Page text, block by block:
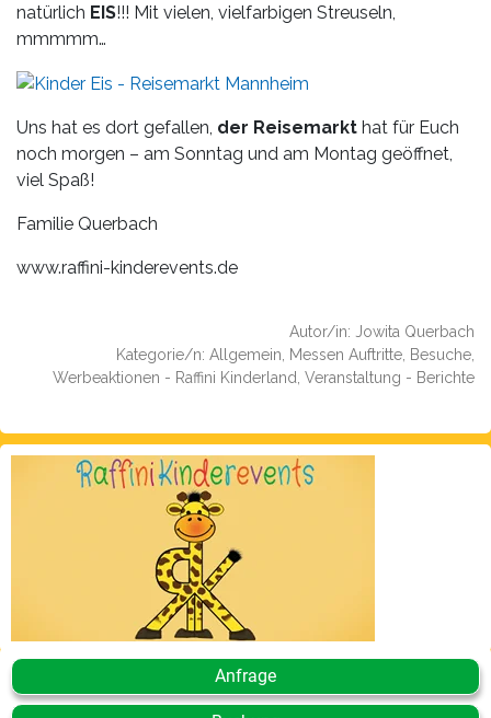
natürlich EIS!!! Mit vielen, vielfarbigen Streuseln,
mmmmm…
Uns hat es dort gefallen, der Reisemarkt hat für Euch
noch morgen – am Sonntag und am Montag geöffnet,
viel Spaß!
Familie Querbach
www.raffini-kinderevents.de
Autor/in: Jowita Querbach
Kategorie/n: Allgemein, Messen Auftritte, Besuche,
Werbeaktionen - Raffini Kinderland, Veranstaltung - Berichte
Anfrage